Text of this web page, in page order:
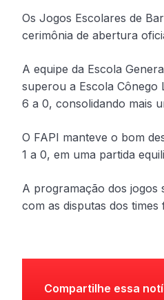
Os Jogos Escolares de
cerimônia de abertura
A equipe da Escola
superou a Escola
6 a 0, consolidando mais
O FAPI manteve o bom
1 a 0, em uma partida
A programação dos jogos
com as disputas dos
Compartilhe essa